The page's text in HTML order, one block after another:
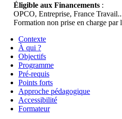
Éligible aux Financements :
OPCO, Entreprise, France
Formation non prise en charge par
Contexte
À qui ?
Objectifs
Programme
Pré-requis
Points forts
Approche pédagogique
Accessibilité
Formateur